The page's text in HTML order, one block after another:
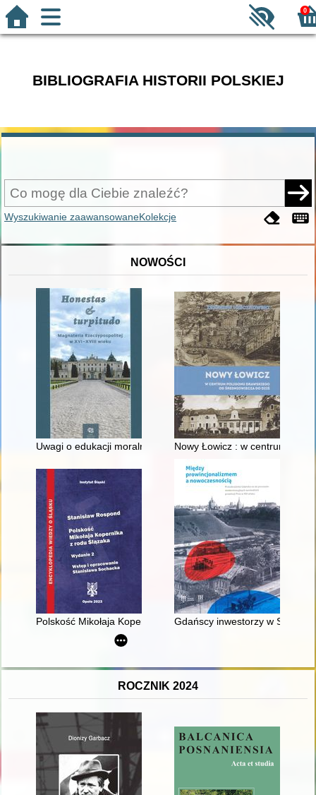
0
BIBLIOGRAFIA HISTORII POLSKIEJ
Wyszukiwanie zaawansowaneKolekcje
NOWOŚCI
Uwagi o edukacji moralnej synów szlacheckich w XVI-
Nowy Łowicz : w centrum
Polskość Mikołaja Kopernika z rodu Ślązaka
Gdańscy inwestorzy w
ROCZNIK 2024